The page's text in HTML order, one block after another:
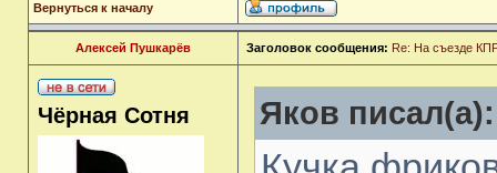
Вернуться к началу
Алексей Пушкарёв Заголовок сообщения: Re: На съезде
Чёрная Сотня Яков писал(а):